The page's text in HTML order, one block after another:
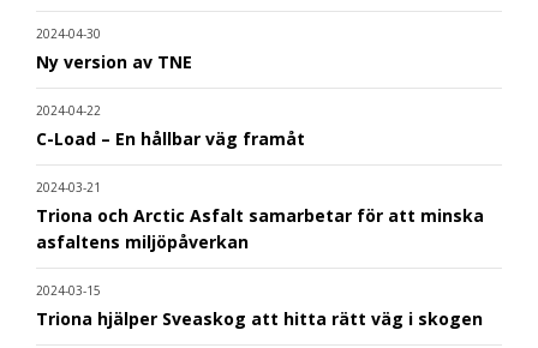
2024-04-30
Ny version av TNE
2024-04-22
C-Load – En hållbar väg framåt
2024-03-21
Triona och Arctic Asfalt samarbetar för att minska
asfaltens miljöpåverkan
2024-03-15
Triona hjälper Sveaskog att hitta rätt väg i skogen